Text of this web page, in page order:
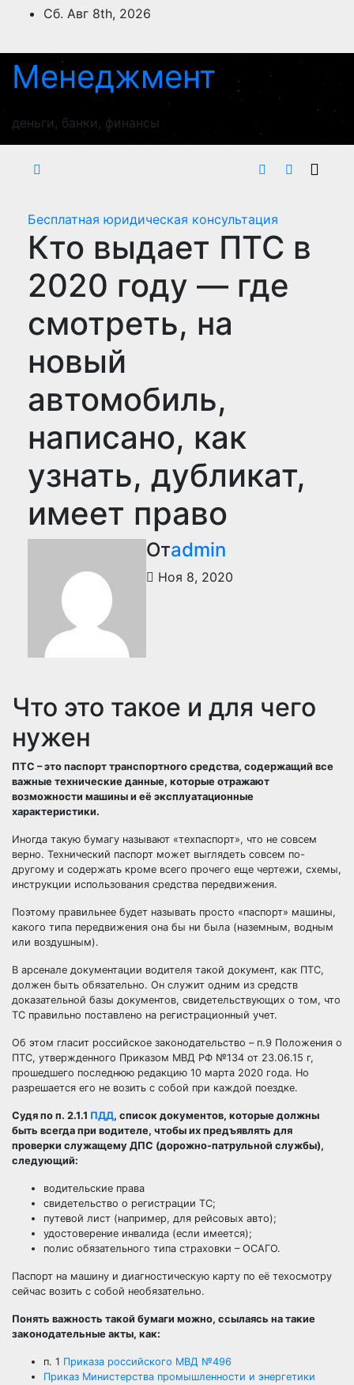
ПерейтиСб. Авг 8th, 2026
Менеджмент
деньги, банки, финансы
Бесплатная юридическая консультация
Кто выдает ПТС в
2020 году — где
смотреть, на
новый
автомобиль,
написано, как
узнать, дубликат,
имеет право
Отadmin
Ноя 8, 2020
Что это такое и для чего
нужен
ПТС – это паспорт транспортного средства, содержащий все
важные технические данные, которые отражают
возможности машины и её эксплуатационные
характеристики.
Иногда такую бумагу называют «техпаспорт», что не совсем
верно. Технический паспорт может выглядеть совсем по-
другому и содержать кроме всего прочего еще чертежи, схемы,
инструкции использования средства передвижения.
Поэтому правильнее будет называть просто «паспорт» машины,
какого типа передвижения она бы ни была (наземным, водным
или воздушным).
В арсенале документации водителя такой документ, как ПТС,
должен быть обязательно. Он служит одним из средств
доказательной базы документов, свидетельствующих о том, что
ТС правильно поставлено на регистрационный учет.
Об этом гласит российское законодательство – п.9 Положения о
ПТС, утвержденного Приказом МВД РФ №134 от 23.06.15 г,
прошедшего последнюю редакцию 10 марта 2020 года. Но
разрешается его не возить с собой при каждой поездке.
Судя по п. 2.1.1 ПДД, список документов, которые должны
быть всегда при водителе, чтобы их предъявлять для
проверки служащему ДПС (дорожно-патрульной службы),
следующий:
водительские права
свидетельство о регистрации ТС;
путевой лист (например, для рейсовых авто);
удостоверение инвалида (если имеется);
полис обязательного типа страховки – ОСАГО.
Паспорт на машину и диагностическую карту по её техосмотру
сейчас возить с собой необязательно.
Понять важность такой бумаги можно, ссылаясь на такие
законодательные акты, как:
п. 1 Приказа российского МВД №496
Приказ Министерства промышленности и энергетики